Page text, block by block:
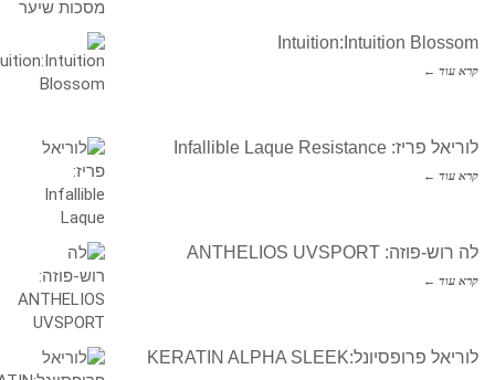
Intuition:Intuition Blossom
קרא עוד ←
לוריאל פריז: Infallible Laque Resistance
קרא עוד ←
לה רוש-פוזה: ANTHELIOS UVSPORT
קרא עוד ←
לוריאל פרופסיונל:KERATIN ALPHA SLEEK